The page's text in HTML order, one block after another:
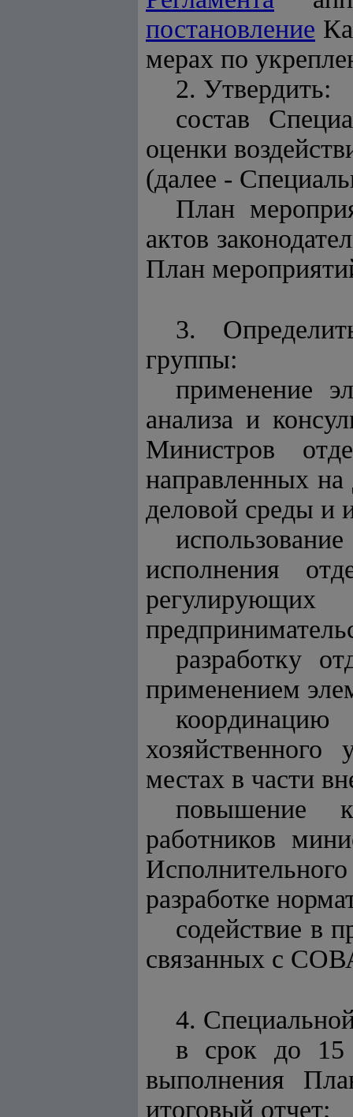
постановление
мерах по
2. Утвердить:
состав
оценки
(далее -
План
актов
План
3.
группы:
применение
анализа и
Министров
направленных на
деловой среды и
исполнения
разработку
применением
хозяйственного
местах в части
повышение
работников
разработке
содействие в
связанных с
4.
в срок до 15
выполнения
итоговый отчет;